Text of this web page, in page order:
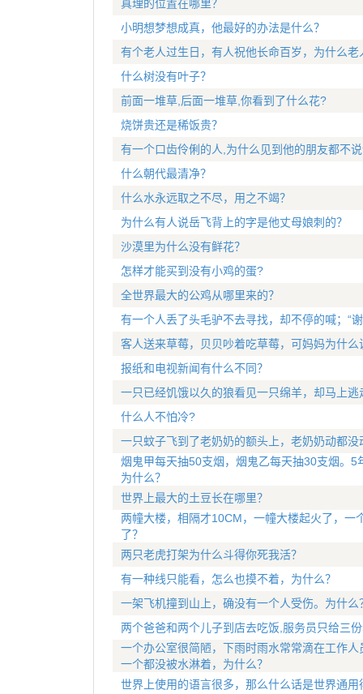
真理的位置在哪里？
小明想梦想成真，他最好的办法是什么？
有个老人过生日，有人祝他长命百岁，为什么老
什么树没有叶子？
前面一堆草,后面一堆草,你看到了什么花?
烧饼贵还是稀饭贵？
有一个口齿伶俐的人,为什么见到他的朋友都不
什么朝代最清净？
什么水永远取之不尽，用之不竭？
为什么有人说岳飞背上的字是他丈母娘刺的？
沙漠里为什么没有鲜花？
怎样才能买到没有小鸡的蛋?
全世界最大的公鸡从哪里来的？
有一个人丢了头毛驴不去寻找，却不停的喊；“
客人送来草莓，贝贝吵着吃草莓，可妈妈为什么
报纸和电视新闻有什么不同？
一只已经饥饿以久的狼看见一只绵羊，却马上逃
什么人不怕冷?
一只蚊子飞到了老奶奶的额头上，老奶奶动都
烟鬼甲每天抽50支烟，烟鬼乙每天抽30支烟。
为什么？
世界上最大的土豆长在哪里？
两幢大楼，相隔才10CM，一幢大楼起火了，一
了？
两只老虎打架为什么斗得你死我活？
有一种线只能看，怎么也摸不着，为什么？
一架飞机撞到山上，确没有一个人受伤。为什么
两个爸爸和两个儿子到店去吃饭,服务员只给三
一个办公室很简陋，下雨时雨水常常滴在工作
一个都没被水淋着，为什么？
世界上使用的语言很多，那么什么话是世界通用